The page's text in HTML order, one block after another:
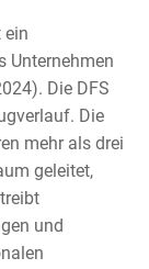
ein
Unternehmen
Die DFS
Die
mehr als drei
geleitet,
und